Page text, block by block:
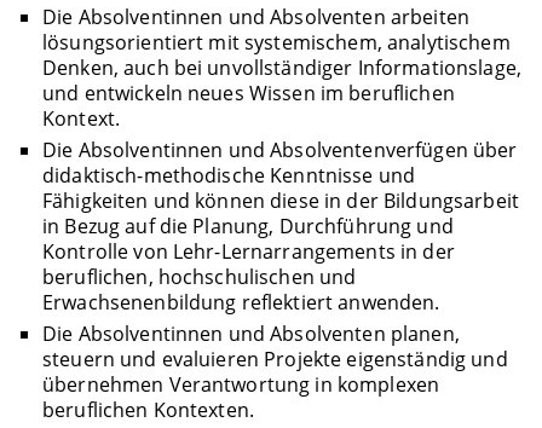
Die Absolventinnen und Absolventen arbeiten
lösungsorientiert mit systemischem, analytischem
Denken, auch bei unvollständiger Informationslage,
und entwickeln neues Wissen im beruflichen
Kontext.
Die Absolventinnen und Absolventenverfügen über
didaktisch-methodische Kenntnisse und
Fähigkeiten und können diese in der Bildungsarbeit
in Bezug auf die Planung, Durchführung und
Kontrolle von Lehr-Lernarrangements in der
beruflichen, hochschulischen und
Erwachsenenbildung reflektiert anwenden.
Die Absolventinnen und Absolventen planen,
steuern und evaluieren Projekte eigenständig und
übernehmen Verantwortung in komplexen
beruflichen Kontexten.